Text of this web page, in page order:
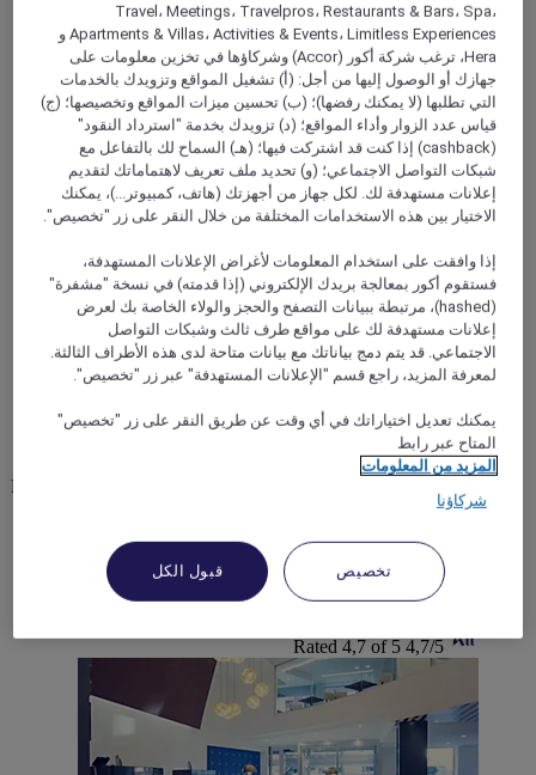
4,3/5
Rated 4,3 of 5
BENIDORM, إسبانيا
Mercure Benidorm is the most innovative hotel in Benidorm.
Its Malaspina restaurant s groundbreaking gastronomy. In
Playa de Poniente, the quietest area, 15 minutes from Playa de
Levante or 10 minutes from Balcon del Mediterraneo.
that will transport you to the main Mediterranean ports.
Gardens with swimming pool, pool bar, gym and the best
4,7/5
Rated 4,7 of 5
Travel، Meetings، Travelpros، Restaurants & Bars، Spa،
Apartments & Villas، Activities & Events، Limitless Experiences و
Hera، ترغب شركة أكور (Accor) وشركاؤها في تخزين معلومات على
جهازك أو الوصول إليها من أجل: (أ) تشغيل المواقع وتزويدك بالخدمات
التي تطلبها (لا يمكنك رفضها)؛ (ب) تحسين ميزات المواقع وتخصيصها؛ (ج)
قياس عدد الزوار وأداء المواقع؛ (د) تزويدك بخدمة "استرداد النقود"
(cashback) إذا كنت قد اشتركت فيها؛ (هـ) السماح لك بالتفاعل مع
شبكات التواصل الاجتماعي؛ (و) تحديد ملف تعريف لاهتماماتك لتقديم
إعلانات مستهدفة لك. لكل جهاز من أجهزتك (هاتف، كمبيوتر...)، يمكنك
الاختيار بين هذه الاستخدامات المختلفة من خلال النقر على زر "تخصيص".
إذا وافقت على استخدام المعلومات لأغراض الإعلانات المستهدفة،
فستقوم أكور بمعالجة بريدك الإلكتروني (إذا قدمته) في نسخة "مشفرة"
(hashed)، مرتبطة ببيانات التصفح والحجز والولاء الخاصة بك لعرض
إعلانات مستهدفة لك على مواقع طرف ثالث وشبكات التواصل
الاجتماعي. قد يتم دمج بياناتك مع بيانات متاحة لدى هذه الأطراف الثالثة.
لمعرفة المزيد، راجع قسم "الإعلانات المستهدفة" عبر زر "تخصيص".
يمكنك تعديل اختياراتك في أي وقت عن طريق النقر على زر "تخصيص"
المتاح عبر رابط
المزيد من المعلومات
شركاؤنا
تخصيص قبول الكل